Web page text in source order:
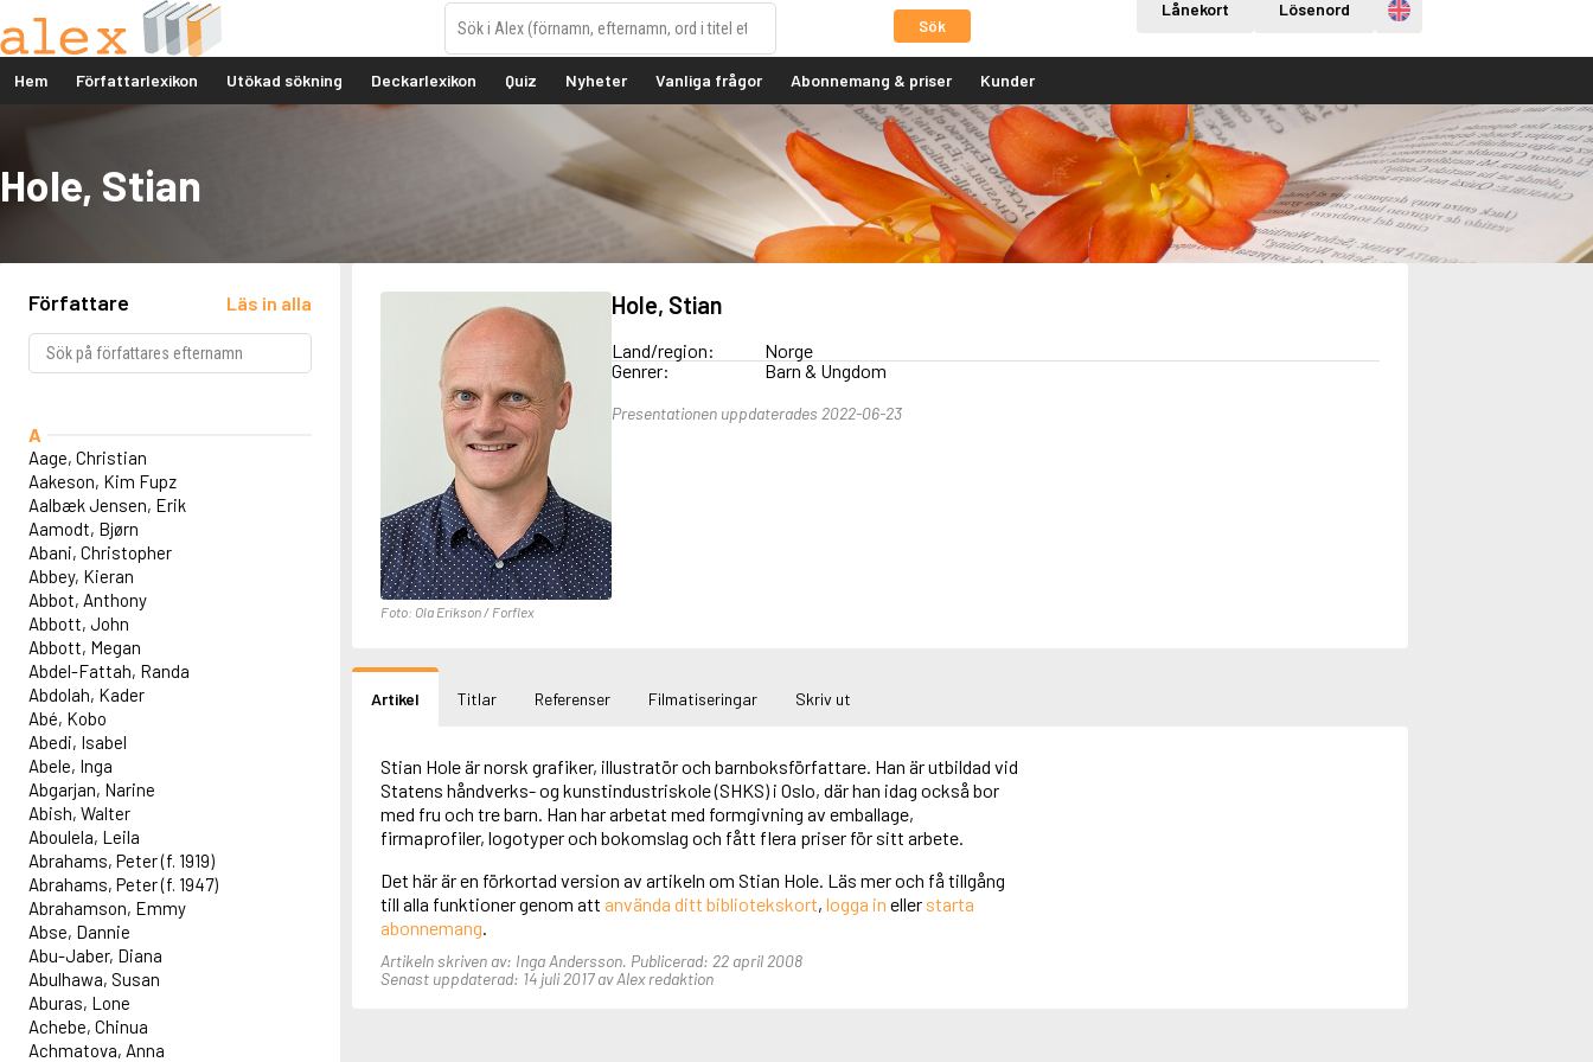
Sök
Lånekort Lösenord Engelska
Hem Författarlexikon Utökad sökning Deckarlexikon Quiz Nyheter Vanliga frågor Abonnemang & priser Kunder
Hole, Stian
Författare Läs in alla
A
Aage, Christian
Aakeson, Kim Fupz
Aalbæk Jensen, Erik
Aamodt, Bjørn
Abani, Christopher
Abbey, Kieran
Abbot, Anthony
Abbott, John
Abbott, Megan
Abdel-Fattah, Randa
Abdolah, Kader
Abé, Kobo
Abedi, Isabel
Abele, Inga
Abgarjan, Narine
Abish, Walter
Aboulela, Leila
Abrahams, Peter (f. 1919)
Abrahams, Peter (f. 1947)
Abrahamson, Emmy
Abse, Dannie
Abu-Jaber, Diana
Abulhawa, Susan
Aburas, Lone
Achebe, Chinua
Achmatova, Anna
Foto: Ola Erikson / Forflex
Hole, Stian
Land/region:
Norge
Genrer:
Barn & Ungdom
Presentationen uppdaterades 2022-06-23
Artikel Titlar Referenser Filmatiseringar Skriv ut
Stian Hole är norsk grafiker, illustratör och barnboksförfattare. Han är utbildad vid
Statens håndverks- og kunstindustriskole (SHKS) i Oslo, där han idag också bor
med fru och tre barn. Han har arbetat med formgivning av emballage,
firmaprofiler, logotyper och bokomslag och fått flera priser för sitt arbete.
Det här är en förkortad version av artikeln om Stian Hole. Läs mer och få tillgång
till alla funktioner genom att använda ditt bibliotekskort, logga in eller starta
abonnemang.
Artikeln skriven av: Inga Andersson. Publicerad: 22 april 2008
Senast uppdaterad: 14 juli 2017 av Alex redaktion